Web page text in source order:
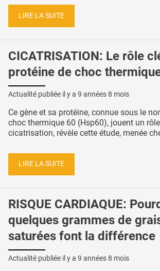
LIRE LA SUITE
CICATRISATION: Le rôle
protéine de choc
Actualité publiée il y a 9 années 8 mois
Ce gène et sa protéine, connue sous le
choc thermique 60 (Hsp60), jouent un
cicatrisation, révèle cette étude, menée
LIRE LA SUITE
RISQUE CARDIAQUE:
quelques grammes de
saturées font la différence
Actualité publiée il y a 9 années 8 mois